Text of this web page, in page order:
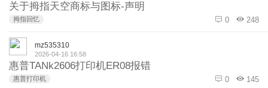
关于拇指天空商标与图标-声明
拇指回忆 0 248
mz535310
2026-04-16 16:58
惠普TANk2606打印机ER08报错
惠普打印机 0 145